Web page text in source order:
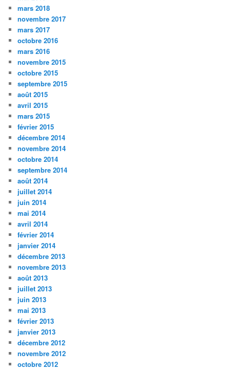
mars 2018
novembre 2017
mars 2017
octobre 2016
mars 2016
novembre 2015
octobre 2015
septembre 2015
août 2015
avril 2015
mars 2015
février 2015
décembre 2014
novembre 2014
octobre 2014
septembre 2014
août 2014
juillet 2014
juin 2014
mai 2014
avril 2014
février 2014
janvier 2014
décembre 2013
novembre 2013
août 2013
juillet 2013
juin 2013
mai 2013
février 2013
janvier 2013
décembre 2012
novembre 2012
octobre 2012